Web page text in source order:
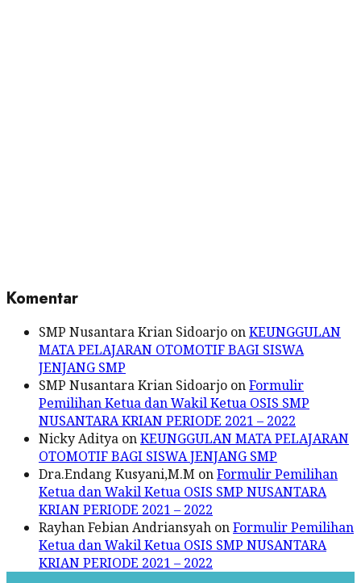
Komentar
SMP Nusantara Krian Sidoarjo onKEUNGGULAN
MATA PELAJARAN OTOMOTIF BAGI SISWA
JENJANG SMP
SMP Nusantara Krian Sidoarjo onFormulir
Pemilihan Ketua dan Wakil Ketua OSIS SMP
NUSANTARA KRIAN PERIODE 2021 – 2022
Nicky Aditya onKEUNGGULAN MATA PELAJARAN
OTOMOTIF BAGI SISWA JENJANG SMP
Dra.Endang Kusyani,M.M onFormulir Pemilihan
Ketua dan Wakil Ketua OSIS SMP NUSANTARA
KRIAN PERIODE 2021 – 2022
Rayhan Febian Andriansyah onFormulir Pemilihan
Ketua dan Wakil Ketua OSIS SMP NUSANTARA
KRIAN PERIODE 2021 – 2022